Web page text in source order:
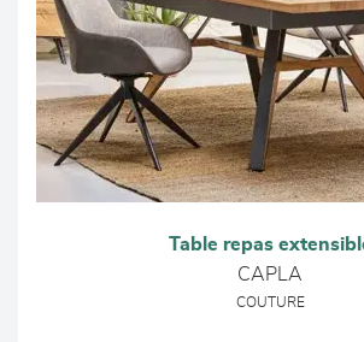
Table repas
CAPLA
COUTURE